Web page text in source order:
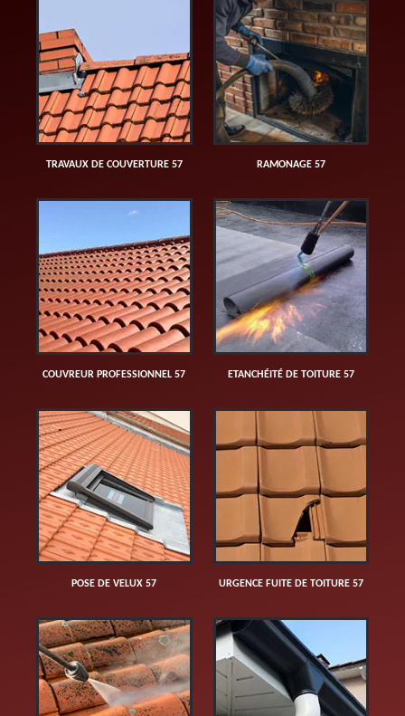
TRAVAUX DE COUVERTURE 57 RAMONAGE 57
COUVREUR PROFESSIONNEL 57 ETANCHÉITÉ DE TOITURE 57
POSE DE VELUX 57 URGENCE FUITE DE TOITURE 57